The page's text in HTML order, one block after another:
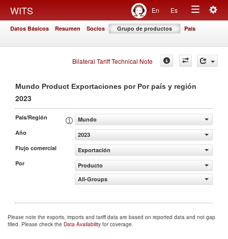
WITS En Es
Toggle
Datos Básicos Resumen Socios Grupo de productos País
Bilateral Tariff Technical Note
Mundo Product Exportaciones por Por país y región
2023
País/Región
Mundo
Año
2023
Flujo comercial
Exportación
Por
Producto
All-Groups
Please note the exports, imports and tariff data are based on reported data and not gap
filled. Please check the Data Availability for coverage.